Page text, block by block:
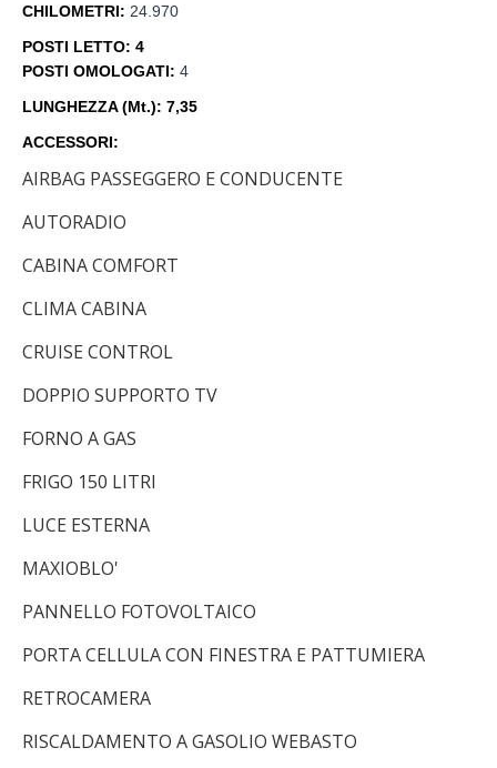
CHILOMETRI: 24.970
POSTI LETTO: 4
POSTI OMOLOGATI: 4
LUNGHEZZA (Mt.): 7,35
ACCESSORI:
AIRBAG PASSEGGERO E CONDUCENTE
AUTORADIO
CABINA COMFORT
CLIMA CABINA
CRUISE CONTROL
DOPPIO SUPPORTO TV
FORNO A GAS
FRIGO 150 LITRI
LUCE ESTERNA
MAXIOBLO'
PANNELLO FOTOVOLTAICO
PORTA CELLULA CON FINESTRA E PATTUMIERA
RETROCAMERA
RISCALDAMENTO A GASOLIO WEBASTO